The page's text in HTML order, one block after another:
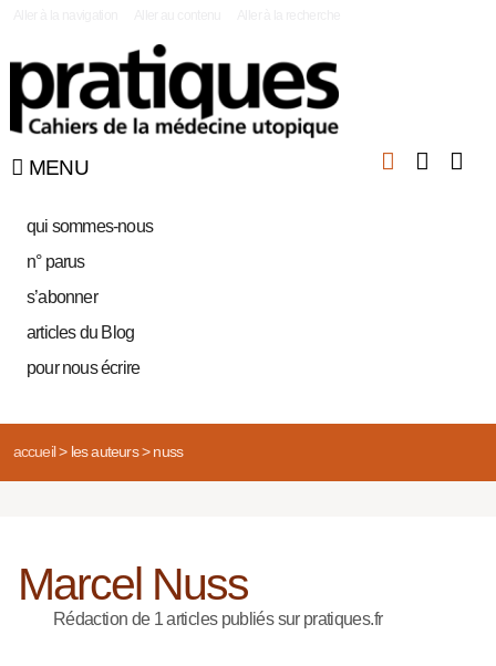
MENU
qui sommes-nous
n° parus
s’abonner
articles du Blog
pour nous écrire
accueil> les auteurs> nuss
Marcel Nuss
Rédaction de 1 articles publiés sur pratiques.fr